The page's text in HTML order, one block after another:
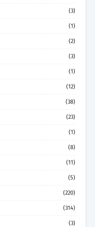
(3)
(1)
(2)
(3)
(1)
(12)
(38)
(23)
(1)
(8)
(11)
(5)
(220)
(314)
(3)